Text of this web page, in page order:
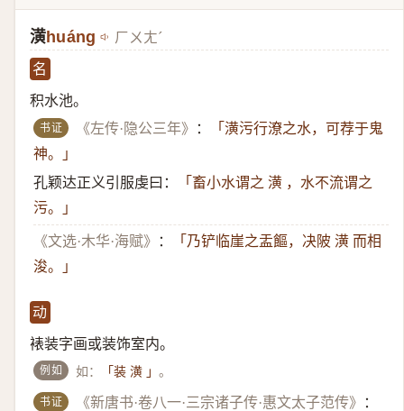
潢huáng ㄏㄨㄤˊ
名
积水池。
书证 《左传·隐公三年》 ：
「潢污行潦之水，可荐于鬼
神。」
孔颖达正义引服虔曰：
「畜小水谓之 潢 ，水不流谓之
污。」
《文选·木华·海赋》 ：
「乃铲临崖之盂饇，决陂 潢 而相
浚。」
动
裱装字画或装饰室内。
例如 如： 「装 潢 」。
书证 《新唐书·卷八一·三宗诸子传·惠文太子范传》
：